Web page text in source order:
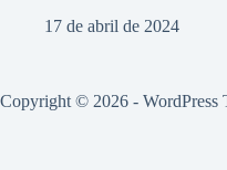
17 de abril de 2024
Copyright © 2026 - WordPress